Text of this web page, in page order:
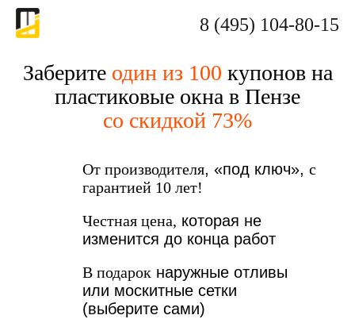
8 (495) 104-80-15
Заберите один из 100 купонов на
пластиковые окна в Пензе
со скидкой 73%
От производителя, «под ключ», с
гарантией 10 лет!
Честная цена, которая не
изменится до конца работ
В подарок наружные отливы
или москитные сетки
(выберите сами)